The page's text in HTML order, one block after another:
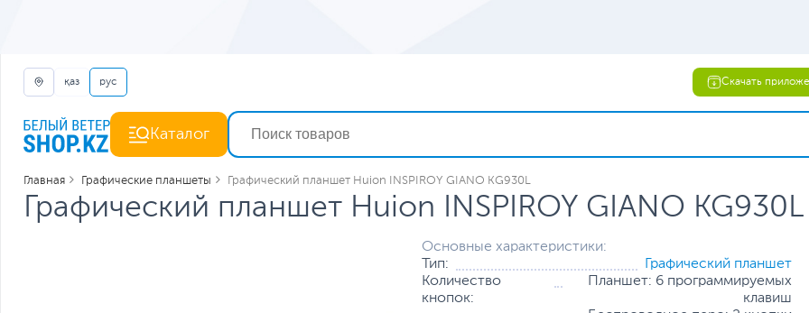
қаз рус Скачать
Каталог
Главная Графические планшеты Графический планшет Huion INSPIROY GIANO KG930L
Графический планшет Huion INSPIROY GIANO KG930L
Основные характеристики:
Тип:
Графический планшет
Количество
кнопок:
Планшет: 6 программируемых
клавиш